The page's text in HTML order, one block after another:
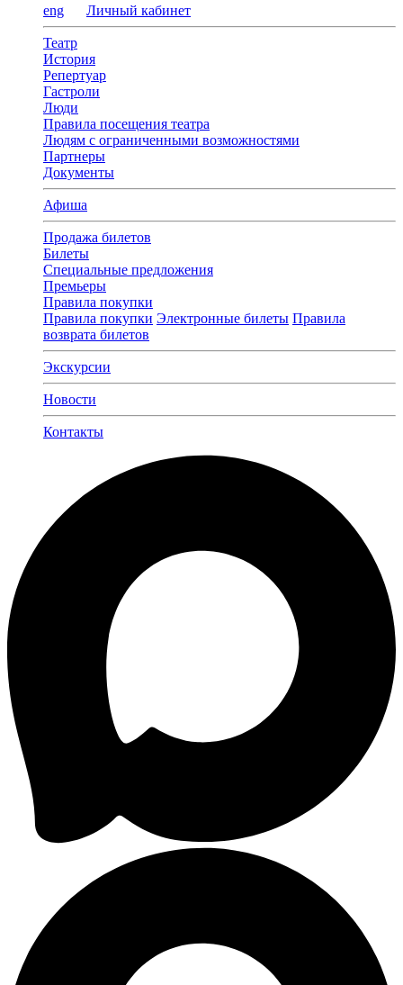
eng Личный кабинет
Театр
История
Репертуар
Гастроли
Люди
Правила посещения театра
Людям с ограниченными возможностями
Партнеры
Документы
Афиша
Продажа билетов
Билеты
Специальные предложения
Премьеры
Правила покупки
Правила покупки Электронные билеты Правила
возврата билетов
Экскурсии
Новости
Контакты